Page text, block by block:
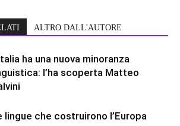
ALTRO DALL'AUTORE
ha una nuova minoranza
l’ha scoperta Matteo
lingue che costruirono l’Europa